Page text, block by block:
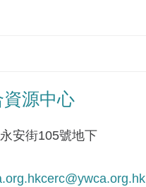
源中心
安街105號地下